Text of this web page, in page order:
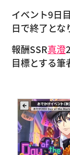
イベント9日
日で終了とな
報酬SSR真澄
目標とする筆